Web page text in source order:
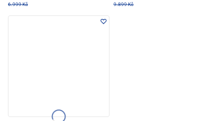
6.999 Kč
9.899 Kč